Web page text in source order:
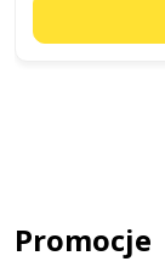
Promocje